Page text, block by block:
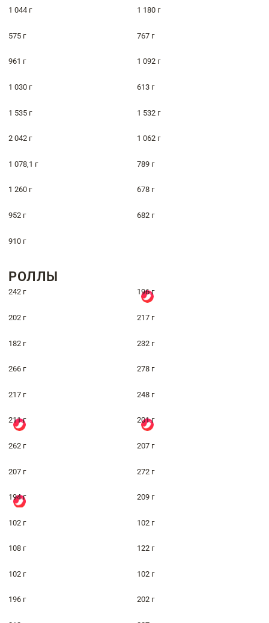
1 044 г 1 180 г
575 г 767 г
961 г 1 092 г
1 030 г 613 г
1 535 г 1 532 г
2 042 г 1 062 г
1 078,1 г 789 г
1 260 г 678 г
952 г 682 г
910 г
РОЛЛЫ
242 г 196 г
202 г 217 г
182 г 232 г
266 г 278 г
217 г 248 г
211 г 201 г
262 г 207 г
207 г 272 г
194 г 209 г
102 г 102 г
108 г 122 г
102 г 102 г
196 г 202 г